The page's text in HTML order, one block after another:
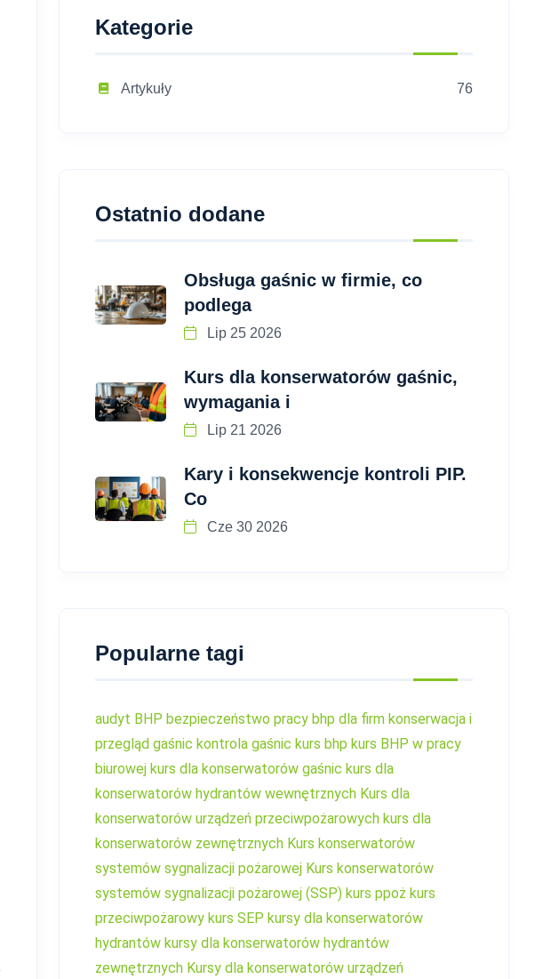
Kategorie
Artykuły 76
Ostatnio dodane
Obsługa gaśnic w firmie, co
podlega
Lip 25 2026
Kurs dla konserwatorów gaśnic,
wymagania i
Lip 21 2026
Kary i konsekwencje kontroli PIP.
Co
Cze 30 2026
Popularne tagi
audyt BHP bezpieczeństwo pracy bhp dla firm konserwacja i
przegląd gaśnic kontrola gaśnic kurs bhp kurs BHP w pracy
biurowej kurs dla konserwatorów gaśnic kurs dla
konserwatorów hydrantów wewnętrznych Kurs dla
konserwatorów urządzeń przeciwpożarowych kurs dla
konserwatorów zewnętrznych Kurs konserwatorów
systemów sygnalizacji pożarowej Kurs konserwatorów
systemów sygnalizacji pożarowej (SSP) kurs ppoż kurs
przeciwpożarowy kurs SEP kursy dla konserwatorów
hydrantów kursy dla konserwatorów hydrantów
zewnętrznych Kursy dla konserwatorów urządzeń